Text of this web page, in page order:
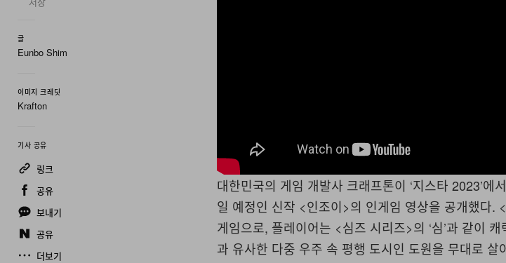
글
Eunbo Shim
이미지 크레딧
Krafton
기사 공유
링크
공유
보내기
공유
더보기
대한민국의 게임 개발사 크래프톤이 ‘지스타 2023’에
일 예정인 신작 <인조이>의 인게임 영상을 공개했다.
게임으로, 플레이어는 <심즈 시리즈>의 ‘심’과 같이
과 유사한 다중 우주 속 평행 도시인 도원을 무대로 살